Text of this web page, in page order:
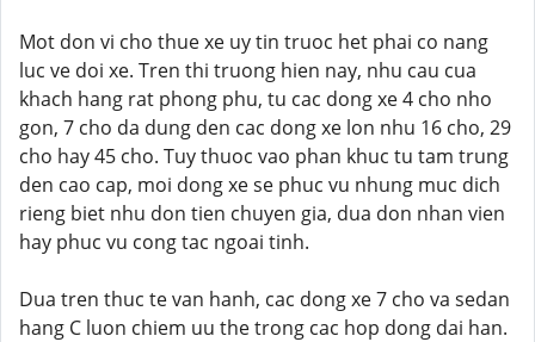
Mot don vi cho thue xe uy tin truoc het phai co nang
luc ve doi xe. Tren thi truong hien nay, nhu cau cua
khach hang rat phong phu, tu cac dong xe 4 cho nho
gon, 7 cho da dung den cac dong xe lon nhu 16 cho, 29
cho hay 45 cho. Tuy thuoc vao phan khuc tu tam trung
den cao cap, moi dong xe se phuc vu nhung muc dich
rieng biet nhu don tien chuyen gia, dua don nhan vien
hay phuc vu cong tac ngoai tinh.
Dua tren thuc te van hanh, cac dong xe 7 cho va sedan
hang C luon chiem uu the trong cac hop dong dai han.